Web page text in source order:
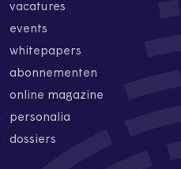
vacatures
events
whitepapers
abonnementen
online magazine
personalia
dossiers